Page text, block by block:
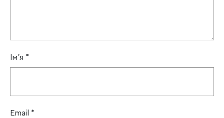
Ім'я *
Email *